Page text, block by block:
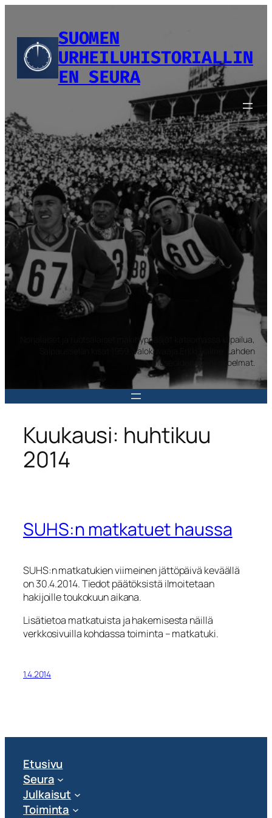
SUOMEN
URHEILUHISTORIALLIN
EN SEURA
Norjalaiset ja ruotsalaiset mäkihyppääjät katsomassa kilpailua,
Salpausselän kisat 1959. Valokuvaaja Erkki Halme. Lahden
museoiden kuvakokoelmat.
Kuukausi: huhtikuu
2014
SUHS:n matkatuet haussa
SUHS:n matkatukien viimeinen jättöpäivä keväällä
on 30.4.2014. Tiedot päätöksistä ilmoitetaan
hakijoille toukokuun aikana.
Lisätietoa matkatuista ja hakemisesta näillä
verkkosivuilla kohdassa toiminta – matkatuki.
1.4.2014
Etusivu
Seura
Julkaisut
Toiminta